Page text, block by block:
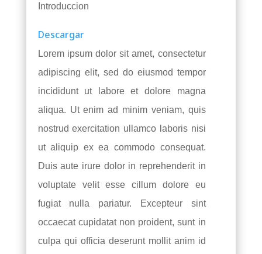
Introduccion
Descargar
Lorem ipsum dolor sit amet, consectetur
adipiscing elit, sed do eiusmod tempor
incididunt ut labore et dolore magna
aliqua. Ut enim ad minim veniam, quis
nostrud exercitation ullamco laboris nisi
ut aliquip ex ea commodo consequat.
Duis aute irure dolor in reprehenderit in
voluptate velit esse cillum dolore eu
fugiat nulla pariatur. Excepteur sint
occaecat cupidatat non proident, sunt in
culpa qui officia deserunt mollit anim id